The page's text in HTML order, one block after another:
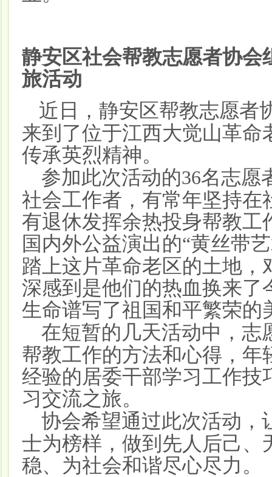
静安区社会帮教志愿者协
旅活动
近日，静安区帮教志愿者
来到了位于江西大觉山革
传承英烈精神。
参加此次活动的36名志愿
社会工作者，有常年坚持
有退休发挥余热投身帮教
国内外公益演出的“黄丝带
踏上这片革命老区的土地
深感到是他们的热血换来
生命谱写了祖国和平繁荣的
在短暂的几天活动中，志
帮教工作的方法和心得，
经验的居委干部学习工作
习交流之旅。
协会希望通过此次活动，
士为榜样，做到先人后己、
稳、为社会和谐尽心尽力。